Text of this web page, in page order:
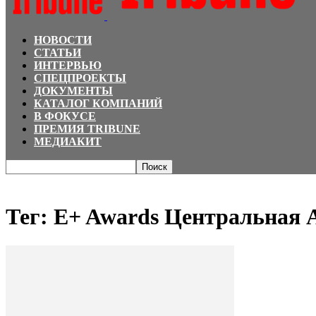
НОВОСТИ
СТАТЬИ
ИНТЕРВЬЮ
СПЕЦПРОЕКТЫ
ДОКУМЕНТЫ
КАТАЛОГ КОМПАНИЙ
В ФОКУСЕ
ПРЕМИЯ TRIBUNE
МЕДИАКИТ
Тег: E+ Awards Центральная